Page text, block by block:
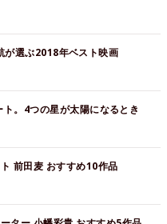
選ぶ2018年ベスト映画
。4つの星が太陽になるとき
前田麦 おすすめ10作品